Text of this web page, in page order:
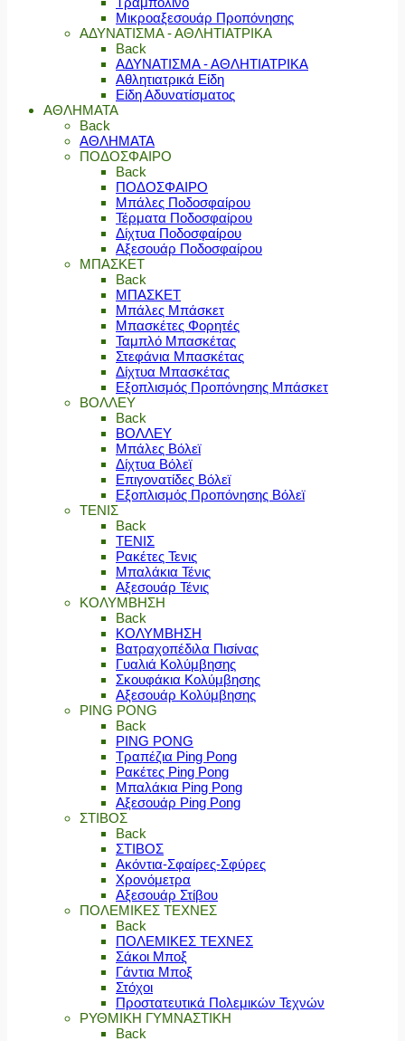
Μικροαξεσουάρ Προπόνησης
ΑΔΥΝΑΤΙΣΜΑ - ΑΘΛΗΤΙΑΤΡΙΚΑ
Back
ΑΔΥΝΑΤΙΣΜΑ - ΑΘΛΗΤΙΑΤΡΙΚΑ
Αθλητιατρικά Είδη
Είδη Αδυνατίσματος
ΑΘΛΗΜΑΤΑ
Back
ΑΘΛΗΜΑΤΑ
ΠΟΔΟΣΦΑΙΡΟ
Back
ΠΟΔΟΣΦΑΙΡΟ
Μπάλες Ποδοσφαίρου
Τέρματα Ποδοσφαίρου
Δίχτυα Ποδοσφαίρου
Αξεσουάρ Ποδοσφαίρου
ΜΠΑΣΚΕΤ
Back
ΜΠΑΣΚΕΤ
Μπάλες Μπάσκετ
Μπασκέτες Φορητές
Ταμπλό Μπασκέτας
Στεφάνια Μπασκέτας
Δίχτυα Μπασκέτας
Εξοπλισμός Προπόνησης Μπάσκετ
ΒΟΛΛΕΥ
Back
ΒΟΛΛΕΥ
Μπάλες Βόλεϊ
Δίχτυα Βόλεϊ
Επιγονατίδες Βόλεϊ
Εξοπλισμός Προπόνησης Βόλεϊ
ΤΕΝΙΣ
Back
ΤΕΝΙΣ
Ρακέτες Τενις
Μπαλάκια Τένις
Αξεσουάρ Τένις
ΚΟΛΥΜΒΗΣΗ
Back
ΚΟΛΥΜΒΗΣΗ
Βατραχοπέδιλα Πισίνας
Γυαλιά Κολύμβησης
Σκουφάκια Κολύμβησης
Αξεσουάρ Κολύμβησης
PING PONG
Back
PING PONG
Τραπέζια Ping Pong
Ρακέτες Ping Pong
Μπαλάκια Ping Pong
Αξεσουάρ Ping Pong
ΣΤΙΒΟΣ
Back
ΣΤΙΒΟΣ
Ακόντια-Σφαίρες-Σφύρες
Χρονόμετρα
Αξεσουάρ Στίβου
ΠΟΛΕΜΙΚΕΣ ΤΕΧΝΕΣ
Back
ΠΟΛΕΜΙΚΕΣ ΤΕΧΝΕΣ
Σάκοι Μποξ
Γάντια Μποξ
Στόχοι
Προστατευτικά Πολεμικών Τεχνών
ΡΥΘΜΙΚΗ ΓΥΜΝΑΣΤΙΚΗ
Back